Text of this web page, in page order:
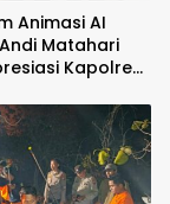
Animasi AI
Matahari
Kapolres